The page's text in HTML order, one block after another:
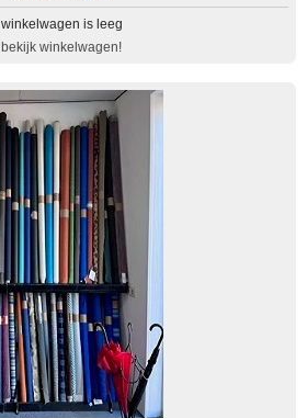
winkelwagen is leeg
bekijk winkelwagen!